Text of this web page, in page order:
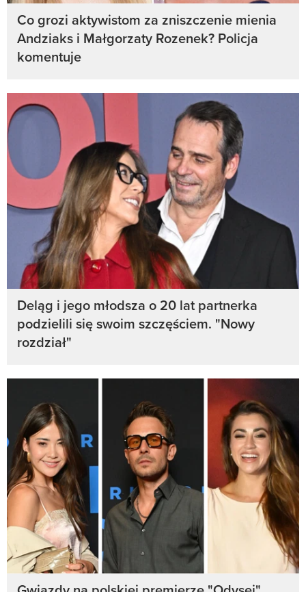
Co grozi aktywistom za zniszczenie mienia
Andziaks i Małgorzaty Rozenek? Policja
komentuje
Deląg i jego młodsza o 20 lat partnerka
podzielili się swoim szczęściem. "Nowy
rozdział"